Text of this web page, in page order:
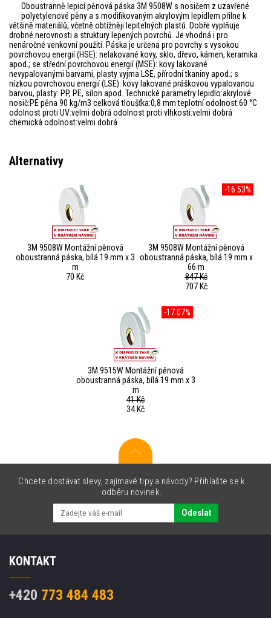
Oboustranně lepicí pěnová páska 3M 9508W s nosičem z uzavřené
polyetylenové pěny a s modifikovaným akrylovým lepidlem přilne k
většině materiálů, včetně obtížněji lepitelných plastů. Dobře vyplňuje
drobné nerovnosti a struktury lepených povrchů. Je vhodná i pro
nenáročné venkovní použití. Páska je určena pro povrchy s vysokou
povrchovou energií (HSE): nelakované kovy, sklo, dřevo, kámen, keramika
apod.; se střední povrchovou energií (MSE): kovy lakované
nevypalovanými barvami, plasty vyjma LSE, přírodní tkaniny apod.; s
nízkou povrchovou energií (LSE): kovy lakované práškovou vypalovanou
barvou, plasty: PP, PE, silon apod. Technické parametry lepidlo:akrylové
nosič:PE pěna 90 kg/m3 celková tloušťka:0,8 mm teplotní odolnost:60 °C
odolnost proti UV:velmi dobrá odolnost proti vlhkosti:velmi dobrá
chemická odolnost:velmi dobrá
Alternativy
3M 9508W Montážní pěnová
oboustranná páska, bílá 19 mm x 3
m
70 Kč
3M 9508W Montážní pěnová
oboustranná páska, bílá 19 mm x
66 m
-16.53%
847 Kč
707 Kč
3M 9515W Montážní pěnová
oboustranná páska, bílá 19 mm x 3
m
-17.07%
41 Kč
34 Kč
Chcete dostávat slevy, zajímavé tipy a návody? Přihlašte se k
odběru novinek.
Odeslat
KONTAKT
+420 773 484 483